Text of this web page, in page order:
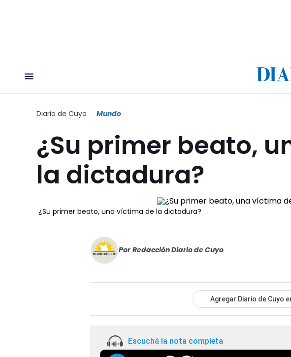
Diario de Cuyo Mundo
¿Su primer beato,
la dictadura?
¿Su primer beato, una víctima de la dictadura?
Por Redacción Diario de Cuyo
Agregar Diario de Cuyo
Escuchá la nota completa